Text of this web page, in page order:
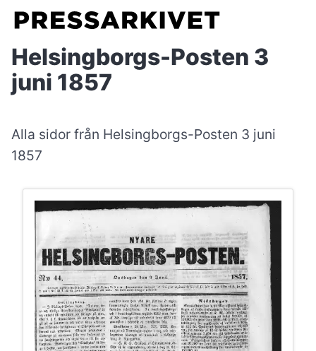
Helsingborgs-Posten 3
juni 1857
Alla sidor från Helsingborgs-Posten 3 juni
1857